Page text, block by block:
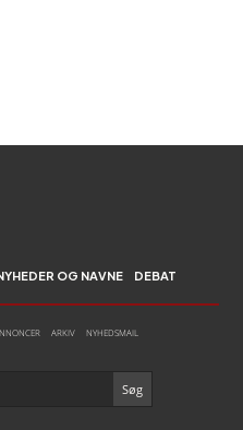
OG NAVNE DEBAT
ARKIV NYHEDSMAIL